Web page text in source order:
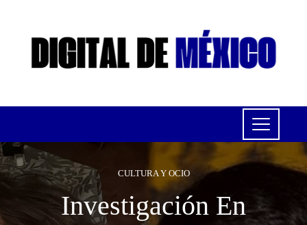
CULTURA Y OCIO
Investigación En